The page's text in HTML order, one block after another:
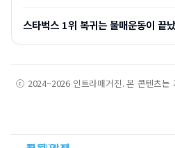
스타벅스 1위 복귀는 불매운동이 끝
ⓒ 2024–2026 인트라매거진. 본 콘텐츠는